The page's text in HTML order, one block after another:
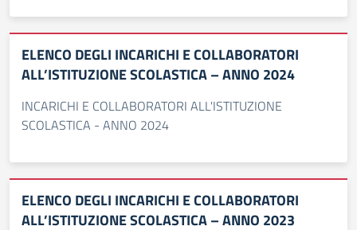
ELENCO DEGLI INCARICHI E COLLABORATORI
ALL’ISTITUZIONE SCOLASTICA – ANNO 2024
INCARICHI E COLLABORATORI ALL'ISTITUZIONE
SCOLASTICA - ANNO 2024
ELENCO DEGLI INCARICHI E COLLABORATORI
ALL’ISTITUZIONE SCOLASTICA – ANNO 2023